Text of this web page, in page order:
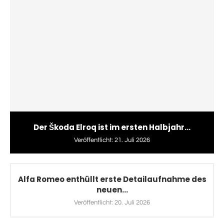
Der Škoda Elroq ist im ersten Halbjahr...
Veröffentlicht: 21. Juli 2026
Alfa Romeo enthüllt erste Detailaufnahme des
neuen...
Veröffentlicht: 20. Juli 2026